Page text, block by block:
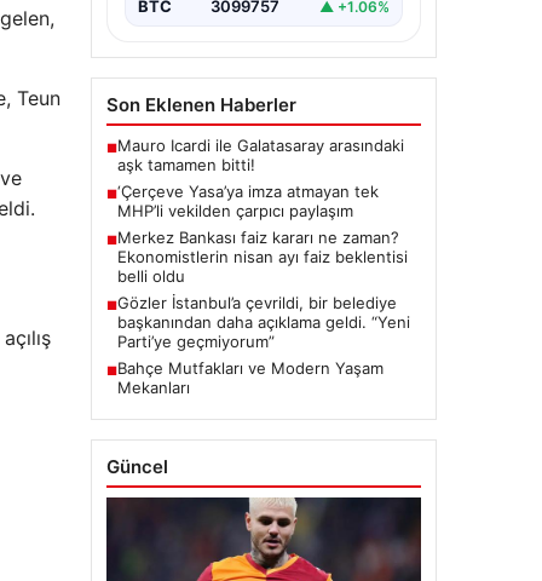
Teun
BTC 3099757 ▲ +1.06%
Son Eklenen Haberler
■Mauro Icardi ile Galatasaray arasındaki
aşk tamamen bitti!
■‘Çerçeve Yasa’ya imza atmayan tek
MHP’li vekilden çarpıcı paylaşım
■Merkez Bankası faiz kararı ne zaman?
Ekonomistlerin nisan ayı faiz beklentisi
belli oldu
■Gözler İstanbul’a çevrildi, bir belediye
başkanından daha açıklama geldi. “Yeni
Parti’ye geçmiyorum”
■Bahçe Mutfakları ve Modern Yaşam
Mekanları
Güncel